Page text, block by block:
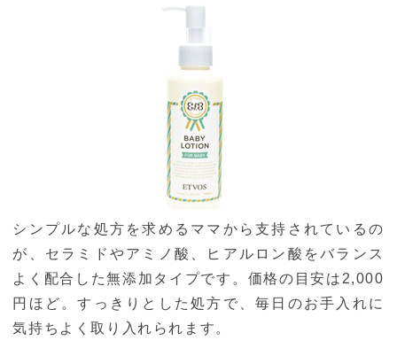
シンプルな処方を求めるママから支持されているの
が、セラミドやアミノ酸、ヒアルロン酸をバランス
よく配合した無添加タイプです。価格の目安は2,000
円ほど。すっきりとした処方で、毎日のお手入れに
気持ちよく取り入れられます。